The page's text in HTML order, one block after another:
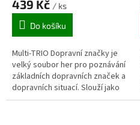
439 Kč / ks
Do košíku
Multi-TRIO Dopravní značky je
velký soubor her pro poznávání
základních dopravních značek a
dopravních situací. Slouží jako
vhodný doplněk oblíbeného